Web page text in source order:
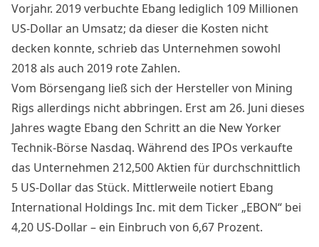
Vorjahr. 2019 verbuchte Ebang lediglich 109 Millionen
US-Dollar an Umsatz; da dieser die Kosten nicht
decken konnte, schrieb das Unternehmen sowohl
2018 als auch 2019 rote Zahlen.
Vom Börsengang ließ sich der Hersteller von Mining
Rigs allerdings nicht abbringen. Erst am 26. Juni dieses
Jahres wagte Ebang den Schritt an die New Yorker
Technik-Börse Nasdaq. Während des IPOs verkaufte
das Unternehmen 212,500 Aktien für durchschnittlich
5 US-Dollar das Stück. Mittlerweile notiert Ebang
International Holdings Inc. mit dem Ticker „EBON“ bei
4,20 US-Dollar – ein Einbruch von 6,67 Prozent.